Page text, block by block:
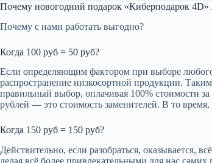
Почему новогодний подарок «Киберподарок 4D»
Почему с нами работать выгодно?
Когда 100 руб = 50 руб?
Если определяющим фактором при выборе любого
распространение низкосортной продукции.
правильный выбор, оплачивая 100% стоимости
рублей — это стоимость заменителей. В то время,
Когда 150 руб = 150 руб?
Действительно, если разобраться, оказывается,